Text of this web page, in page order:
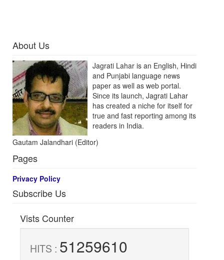
About Us
Jagrati Lahar is an English, Hindi
and Punjabi language news
paper as well as web portal.
Since its launch, Jagrati Lahar
has created a niche for itself for
true and fast reporting among its
readers in India.
Gautam Jalandhari (Editor)
Pages
Privacy Policy
Subscribe Us
Vists Counter
HITS : 51259610